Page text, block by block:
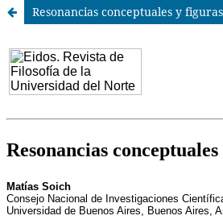
Resonancias conceptuales y